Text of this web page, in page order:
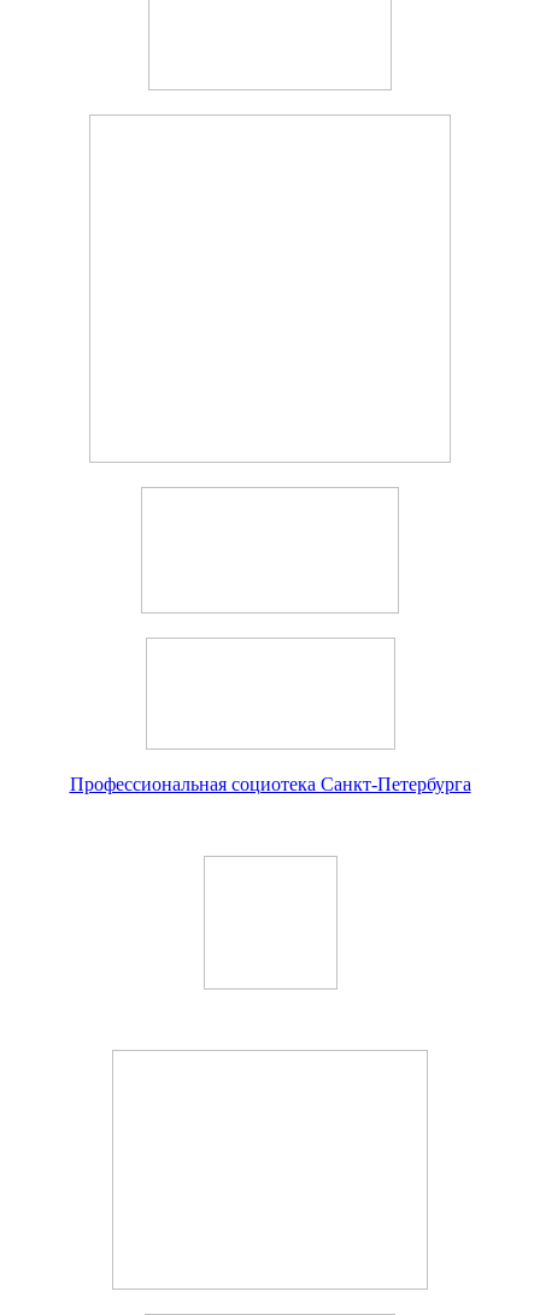
Профессиональная социотека Санкт-Петербурга